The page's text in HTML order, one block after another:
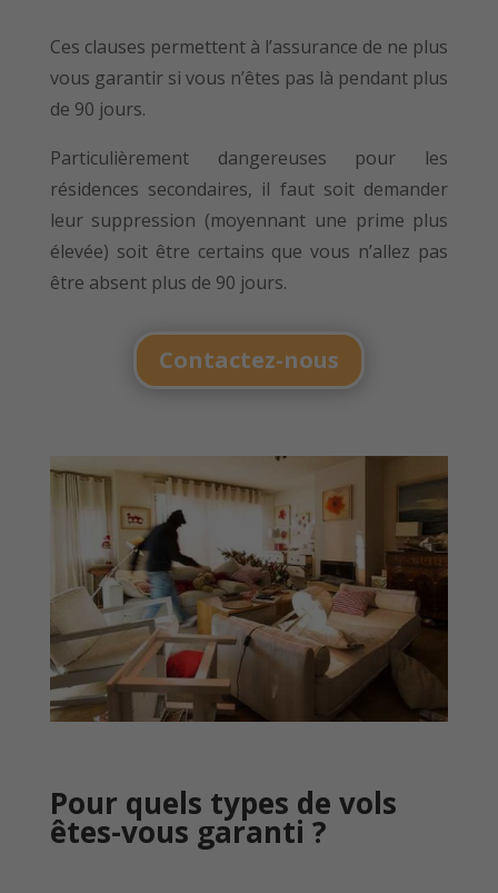
Ces clauses permettent à l’assurance de ne plus
vous garantir si vous n’êtes pas là pendant plus
de 90 jours.
Particulièrement dangereuses pour les
résidences secondaires, il faut soit demander
leur suppression (moyennant une prime plus
élevée) soit être certains que vous n’allez pas
être absent plus de 90 jours.
Contactez-nous
Pour quels types de vols
êtes-vous garanti ?